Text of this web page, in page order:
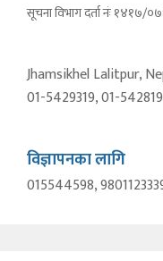
सूचना विभाग दर्ता नंः १४१७/
Jhamsikhel Lalitpur,
01-5429319, 01-
विज्ञापनका लागि
015544598,